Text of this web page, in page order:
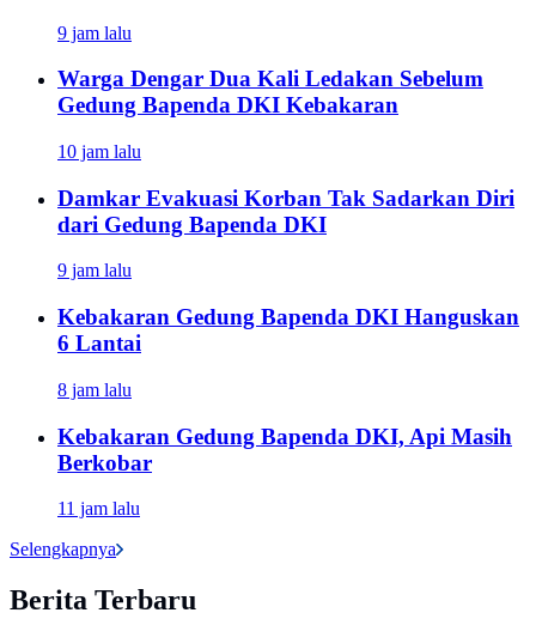
9 jam lalu
Warga Dengar Dua Kali Ledakan Sebelum
Gedung Bapenda DKI Kebakaran
10 jam lalu
Damkar Evakuasi Korban Tak Sadarkan Diri
dari Gedung Bapenda DKI
9 jam lalu
Kebakaran Gedung Bapenda DKI Hanguskan
6 Lantai
8 jam lalu
Kebakaran Gedung Bapenda DKI, Api Masih
Berkobar
11 jam lalu
Selengkapnya
Berita Terbaru